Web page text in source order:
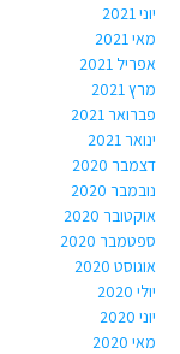
יוני 2021
מאי 2021
אפריל 2021
מרץ 2021
פברואר 2021
ינואר 2021
דצמבר 2020
נובמבר 2020
אוקטובר 2020
ספטמבר 2020
אוגוסט 2020
יולי 2020
יוני 2020
מאי 2020